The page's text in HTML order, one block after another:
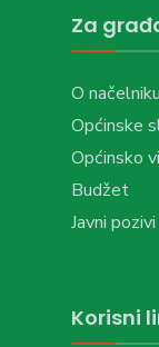
Za
O načelniku
Općinske
Općinsko
Budžet
Javni pozivi
Korisni